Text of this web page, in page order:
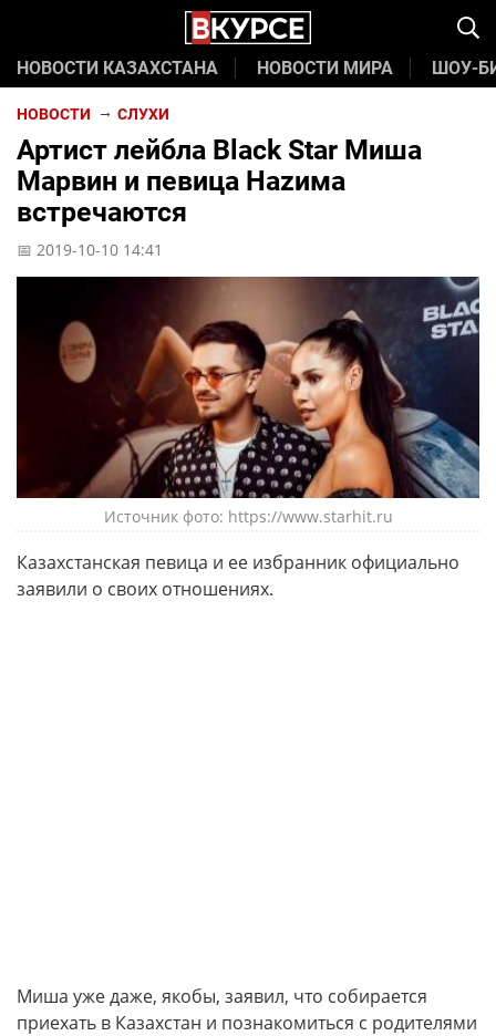
НОВОСТИ КАЗАХСТАНА НОВОСТИ МИРА ШОУ-
НОВОСТИ СЛУХИ
Артист лейбла Black Star Миша
Марвин и певица Наzима
встречаются
📅 2019-10-10 14:41
Источник фото: https://www.starhit.ru
Казахстанская певица и ее избранник официально
заявили о своих отношениях.
Миша уже даже, якобы, заявил, что собирается
приехать в Казахстан и познакомиться с родителями